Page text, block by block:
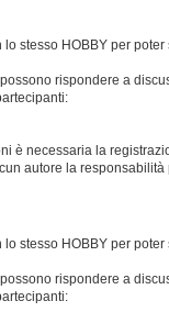
stesso HOBBY per
rispondere a
è necessaria la
autore la
stesso HOBBY per
rispondere a